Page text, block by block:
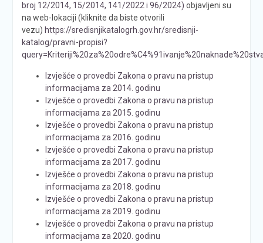
broj 12/2014, 15/2014, 141/2022 i 96/2024) objavljeni su
na web-lokaciji (kliknite da biste otvorili
vezu) https://sredisnjikatalogrh.gov.hr/sredisnji-
katalog/pravni-propisi?
Izvješće o provedbi Zakona o pravu na pristup
informacijama za 2014. godinu
Izvješće o provedbi Zakona o pravu na pristup
informacijama za 2015. godinu
Izvješće o provedbi Zakona o pravu na pristup
informacijama za 2016. godinu
Izvješće o provedbi Zakona o pravu na pristup
informacijama za 2017. godinu
Izvješće o provedbi Zakona o pravu na pristup
informacijama za 2018. godinu
Izvješće o provedbi Zakona o pravu na pristup
informacijama za 2019. godinu
Izvješće o provedbi Zakona o pravu na pristup
informacijama za 2020. godinu